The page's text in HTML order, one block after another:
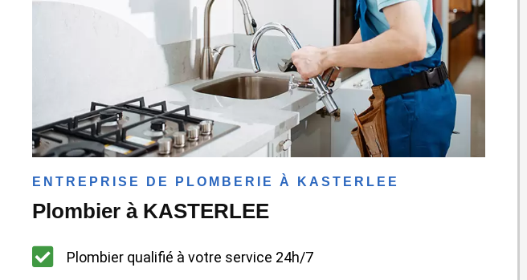
ENTREPRISE DE PLOMBERIE À KASTERLEE
Plombier à KASTERLEE
Plombier qualifié à votre service 24h/7